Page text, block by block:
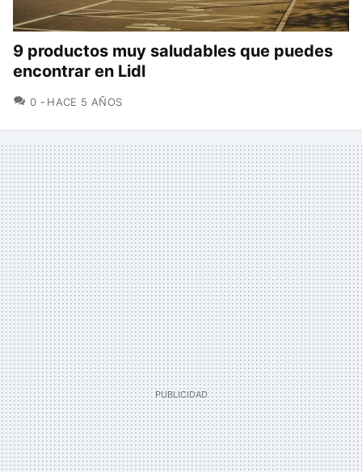
9 productos muy saludables que puedes
encontrar en Lidl
0 COMENTARIOS
HACE 5 AÑOS